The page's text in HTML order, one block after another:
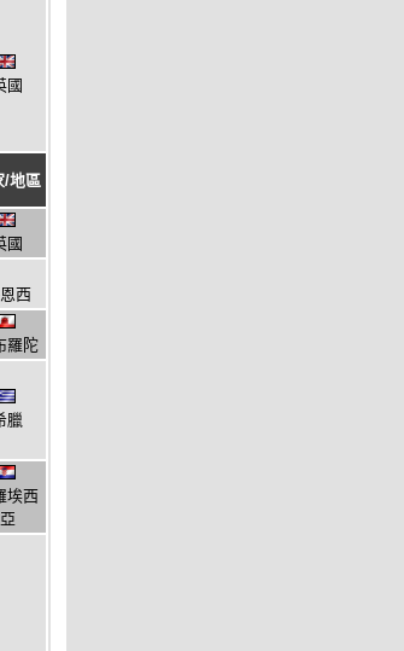
國
/地區
國
西
羅陀
臘
埃西
亞